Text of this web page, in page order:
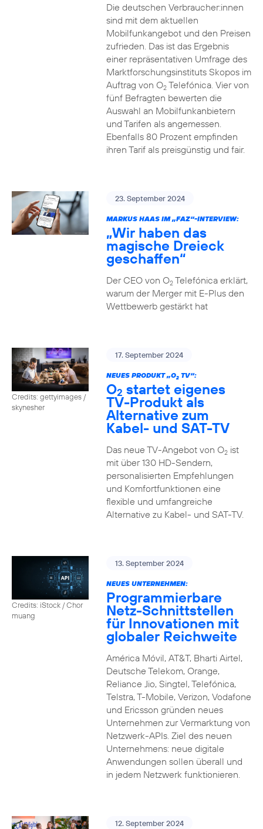
Die deutschen Verbraucher:innen
sind mit dem aktuellen
Mobilfunkangebot und den Preisen
zufrieden. Das ist das Ergebnis
einer repräsentativen Umfrage des
Marktforschungsinstituts Skopos im
Auftrag von O2Telefónica. Vier von
fünf Befragten bewerten die
Auswahl an Mobilfunkanbietern
und Tarifen als angemessen.
Ebenfalls 80 Prozent empfinden
ihren Tarif als preisgünstig und fair.
23. September 2024
MARKUS HAAS IM „FAZ“-INTERVIEW:
„Wir haben das
magische Dreieck
geschaffen“
Der CEO von O2Telefónica erklärt,
warum der Merger mit E-Plus den
Wettbewerb gestärkt hat
Credits: gettyimages /
skynesher
17. September 2024
NEUES PRODUKT „O2TV“:
O2 startet eigenes
TV-Produkt als
Alternative zum
Kabel- und SAT-TV
Das neue TV-Angebot von O2ist
mit über 130 HD-Sendern,
personalisierten Empfehlungen
und Komfortfunktionen eine
flexible und umfangreiche
Alternative zu Kabel- und SAT-TV.
Credits: iStock / Chor
muang
13. September 2024
NEUES UNTERNEHMEN:
Programmierbare
Netz-Schnittstellen
für Innovationen mit
globaler Reichweite
América Móvil, AT&T, Bharti Airtel,
Deutsche Telekom, Orange,
Reliance Jio, Singtel, Telefónica,
Telstra, T-Mobile, Verizon, Vodafone
und Ericsson gründen neues
Unternehmen zur Vermarktung von
Netzwerk-APIs. Ziel des neuen
Unternehmens: neue digitale
Anwendungen sollen überall und
in jedem Netzwerk funktionieren.
12. September 2024